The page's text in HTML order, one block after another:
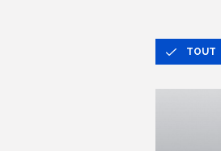
TOUT